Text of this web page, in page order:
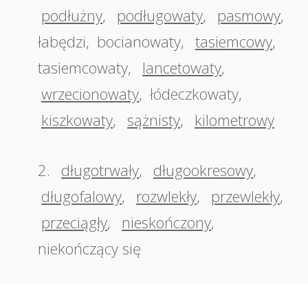
podłużny, podługowaty, pasmowy,
łabędzi, bocianowaty, tasiemcowy,
tasiemcowaty, lancetowaty,
wrzecionowaty, łódeczkowaty,
kiszkowaty, sążnisty, kilometrowy
2. długotrwały, długookresowy,
długofalowy, rozwlekły, przewlekły,
przeciągły, nieskończony,
niekończący się